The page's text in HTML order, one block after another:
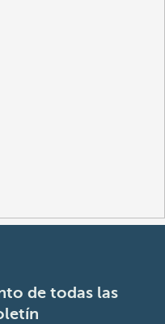
de todas las